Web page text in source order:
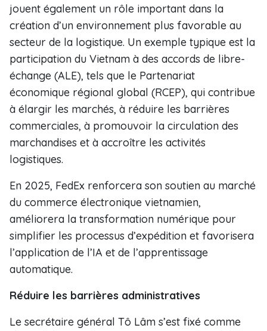
jouent également un rôle important dans la
création d’un environnement plus favorable au
secteur de la logistique. Un exemple typique est la
participation du Vietnam à des accords de libre-
échange (ALE), tels que le Partenariat
économique régional global (RCEP), qui contribue
à élargir les marchés, à réduire les barrières
commerciales, à promouvoir la circulation des
marchandises et à accroître les activités
logistiques.
En 2025, FedEx renforcera son soutien au marché
du commerce électronique vietnamien,
améliorera la transformation numérique pour
simplifier les processus d’expédition et favorisera
l’application de l’IA et de l’apprentissage
automatique.
Réduire les barrières administratives
Le secrétaire général Tô Lâm s’est fixé comme